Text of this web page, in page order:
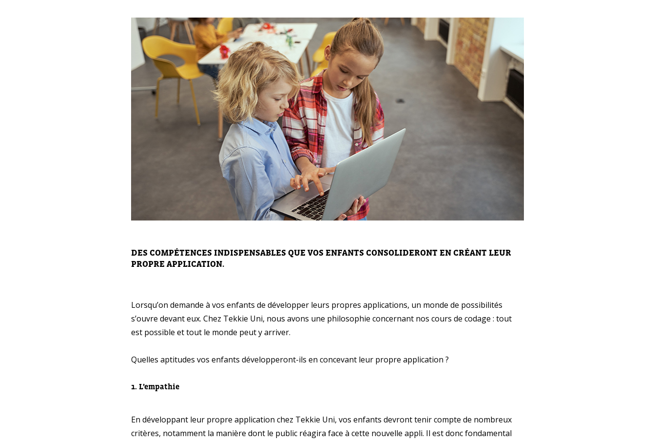
DES COMPÉTENCES INDISPENSABLES QUE VOS ENFANTS CONSOLIDERONT EN CRÉANT LEUR
PROPRE APPLICATION.
Lorsqu’on demande à vos enfants de développer leurs propres applications, un monde de possibilités
s’ouvre devant eux. Chez Tekkie Uni, nous avons une philosophie concernant nos cours de codage : tout
est possible et tout le monde peut y arriver.
Quelles aptitudes vos enfants développeront-ils en concevant leur propre application ?
1. L’empathie
En développant leur propre application chez Tekkie Uni, vos enfants devront tenir compte de nombreux
critères, notamment la manière dont le public réagira face à cette nouvelle appli. Il est donc fondamental
Avez-vous besoin d'aide pour choisir votre
cours?
Laissez vos coordonnées et nous vous contacterons sous peu.
Nom complet d'un parent
Âge de votre enfant